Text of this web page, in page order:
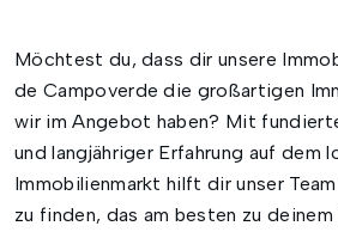
Möchtest du, dass dir unsere
de Campoverde die großartigen
wir im Angebot haben? Mit
und langjähriger Erfahrung auf dem
Immobilienmarkt hilft dir unser
zu finden, das am besten zu